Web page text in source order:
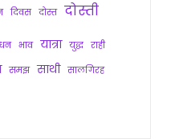
दिवस दोस्त दोस्ती
भाव यात्रा युद्ध राही
समझ साथी सालगिरह